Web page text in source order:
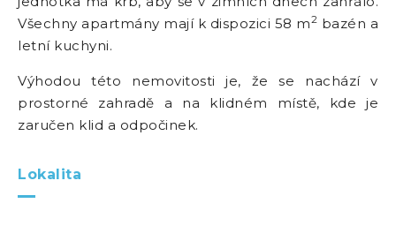
Všechny apartmány mají k dispozici 58 m2 bazén a
letní kuchyni.
Výhodou této nemovitosti je, že se nachází v
prostorné zahradě a na klidném místě, kde je
zaručen klid a odpočinek.
Lokalita